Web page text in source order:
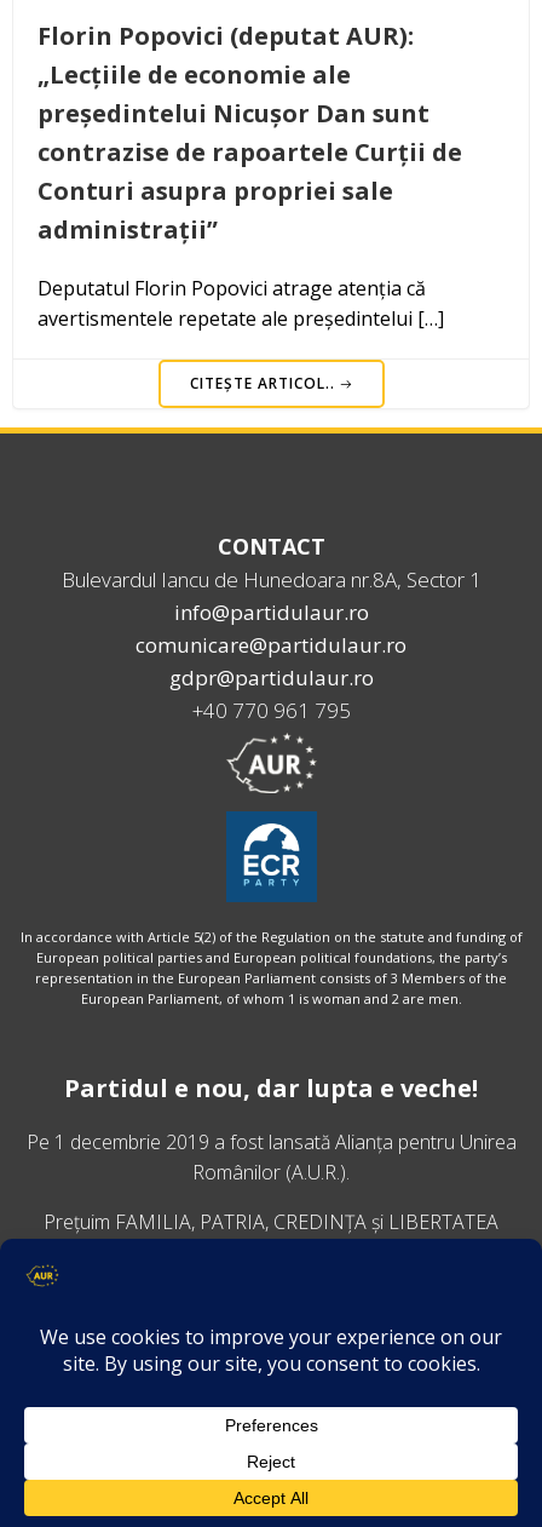
Florin Popovici (deputat AUR):
„Lecțiile de economie ale
președintelui Nicușor Dan sunt
contrazise de rapoartele Curții de
Conturi asupra propriei sale
administrații”
Deputatul Florin Popovici atrage atenția că
avertismentele repetate ale președintelui […]
CITEȘTE ARTICOL..
CONTACT
Bulevardul Iancu de Hunedoara nr.8A, Sector 1
info@partidulaur.ro
comunicare@partidulaur.ro
gdpr@partidulaur.ro
+40 770 961 795
In accordance with Article 5(2) of the Regulation on the statute and funding of
European political parties and European political foundations, the party’s
representation in the European Parliament consists of 3 Members of the
European Parliament, of whom 1 is woman and 2 are men.
Partidul e nou, dar lupta e veche!
Pe 1 decembrie 2019 a fost lansatăAlianța pentru Unirea
Românilor (A.U.R.).
Prețuim FAMILIA, PATRIA, CREDINȚA și LIBERTATEA
VINO ALĂTURI DE NOI
Descarcă aplicația Platforma AUR
Termeni și condiții de confidențialitate
GDPR